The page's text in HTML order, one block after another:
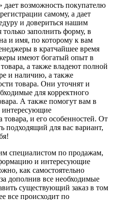
возможность покупателю
самому, а дает
и довериться нашим
заполнить форму, в
и имя, по которому к вам
в кратчайшее время
имеют богатый опыт в
а также владеют полной
и наличию, а также
товара. Они уточнят и
для корректного
А также помогут вам в
интересующие
и его особенностей. От
подходящий для вас вариант,
специалистом по продажам,
и интересующие
как самостоятельно
дополнив все необходимые
существующий заказ в том
все происходит по